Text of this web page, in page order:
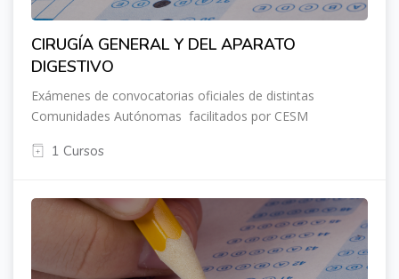
CIRUGÍA GENERAL Y DEL APARATO
DIGESTIVO
Exámenes de convocatorias oficiales de distintas
Comunidades Autónomas facilitados por CESM
1 Cursos